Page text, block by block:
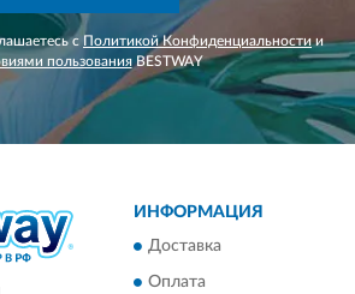
с Политикой Конфиденциальности и
пользованияBESTWAY
ИНФОРМАЦИЯ
Доставка
Оплата